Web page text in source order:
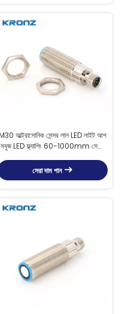
আল্ট্রাসোনিক সেন্সর লাল LED লাইট আপ
সবুজ LED ফ্ল্যাশিং 60-1000mm সেন্সিং
সেরা দাম পান